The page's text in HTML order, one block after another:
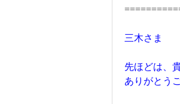
三木さま
先ほどは、
ありがとう